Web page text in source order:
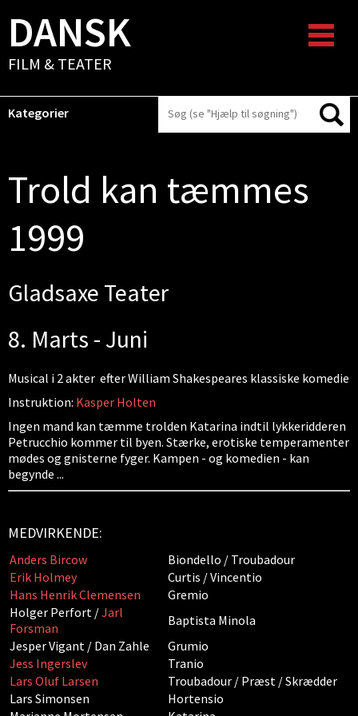
DANSK
FILM & TEATER
Kategorier
Trold kan tæmmes
1999
Gladsaxe Teater
8. Marts - Juni
Musical i 2 akter efter William Shakespeares klassiske komedie
Instruktion: Kasper Holten
Ingen mand kan tæmme trolden Katarina indtil lykkeridderen
Petrucchio kommer til byen. Stærke, erotiske temperamenter
mødes og gnisterne fyger. Kampen - og komedien - kan
begynde ...
MEDVIRKENDE:
Anders Bircow
Biondello / Troubadour
Erik Holmey
Curtis / Vincentio
Hans Henrik Clemensen
Gremio
Holger Perfort /Jarl
Forsman
Baptista Minola
Jesper Vigant / Dan Zahle
Grumio
Jess Ingerslev
Tranio
Lars Oluf Larsen
Troubadour / Præst / Skrædder
Lars Simonsen
Hortensio